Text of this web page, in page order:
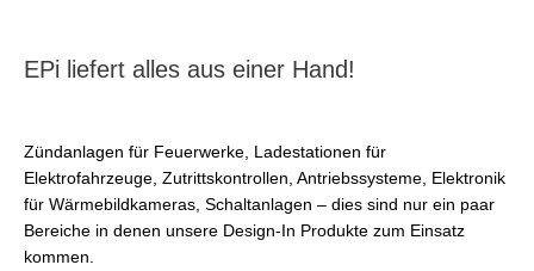
EPi liefert alles aus einer Hand!
Zündanlagen für Feuerwerke, Ladestationen für
Elektrofahrzeuge, Zutrittskontrollen, Antriebssysteme, Elektronik
für Wärmebildkameras, Schaltanlagen – dies sind nur ein paar
Bereiche in denen unsere Design-In Produkte zum Einsatz
kommen.